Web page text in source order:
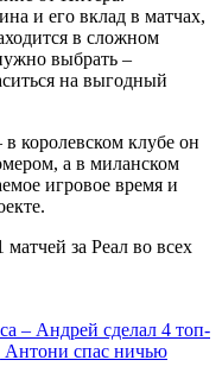
и его вклад в матчах,
в сложном
выбрать –
на выгодный
в королевском клубе он
а в миланском
игровое время и
за Реал во всех
– Андрей сделал 4 топ-
Антони спас ничью